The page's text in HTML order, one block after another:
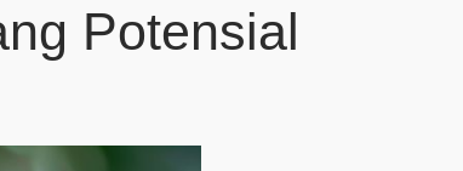
Potensial